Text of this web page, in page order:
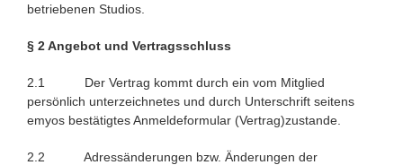
betriebenen Studios.
§ 2 Angebot und Vertragsschluss
2.1 Der Vertrag kommt durch ein vom Mitglied
persönlich unterzeichnetes und durch Unterschrift seitens
emyos bestätigtes Anmeldeformular (Vertrag)zustande.
2.2 Adressänderungen bzw. Änderungen der